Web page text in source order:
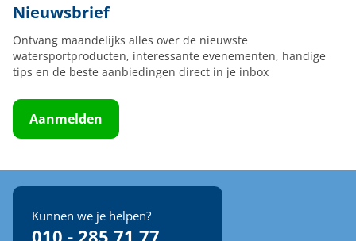
Nieuwsbrief
Ontvang maandelijks alles over de nieuwste
watersportproducten, interessante evenementen, handige
tips en de beste aanbiedingen direct in je inbox
Aanmelden
Kunnen we je helpen?
010 - 285 71 77